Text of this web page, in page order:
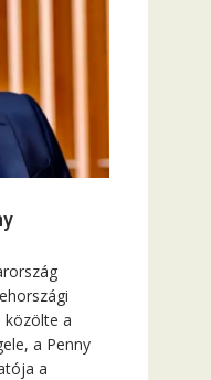
közölte a
a Penny
a